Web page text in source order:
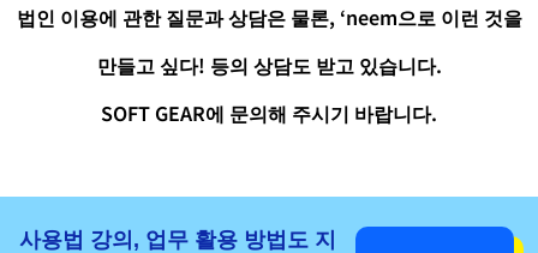
법인 이용에 관한 질문과 상담은 물론, ‘neem으로 이런 것을
만들고 싶다! 등의 상담도 받고 있습니다.
SOFT GEAR에 문의해 주시기 바랍니다.
사용법 강의, 업무 활용 방법도 지